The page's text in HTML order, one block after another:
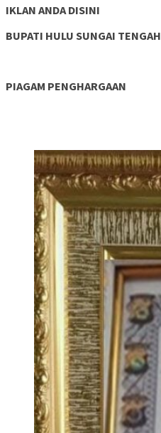
IKLAN ANDA DISINI
BUPATI HULU SUNGAI TENGAH
PIAGAM PENGHARGAAN